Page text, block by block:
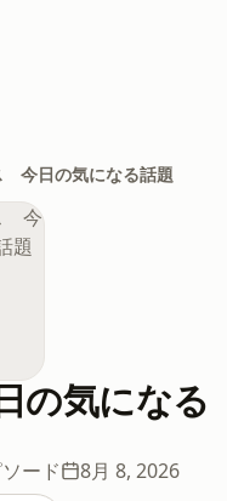
今日の気になる話題
の気になる
ード 8月 8, 2026